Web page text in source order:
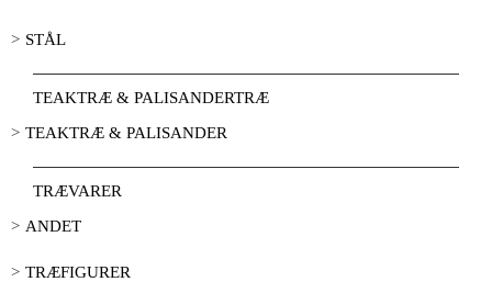
STÅL
TEAKTRÆ & PALISANDERTRÆ
TEAKTRÆ & PALISANDER
TRÆVARER
ANDET
TRÆFIGURER